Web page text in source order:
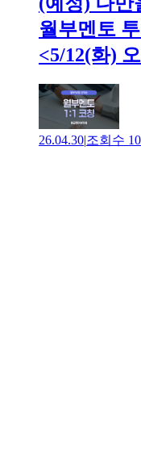
월부멘토
<5/12(화)
26.04.30|조회수